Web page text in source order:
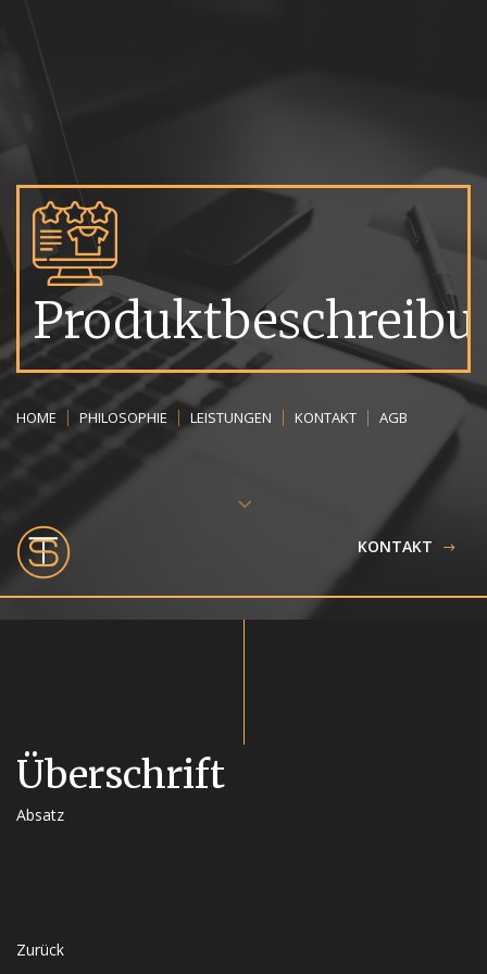
HOME
HOME PHILOSOPHIE
PHILOSOPHIE LEISTUNGEN
LEISTUNGEN KONTAKT
KONTAKT AGB
AGB
KONTAKT
KONTAKT
Überschrift
Absatz
Zurück
Zurück